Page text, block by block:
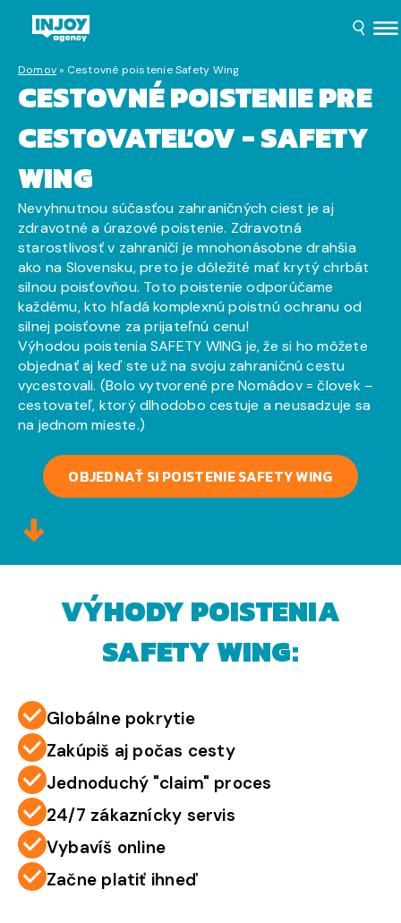
Domov» Cestovné poistenie Safety Wing
CESTOVNÉ POISTENIE PRE
CESTOVATEĽOV - SAFETY
WING
Nevyhnutnou súčasťou zahraničných ciest je aj
zdravotné a úrazové poistenie. Zdravotná
starostlivosť v zahraničí je mnohonásobne drahšia
ako na Slovensku, preto je dôležité mať krytý chrbát
silnou poisťovňou. Toto poistenie odporúčame
každému, kto hľadá komplexnú poistnú ochranu od
silnej poisťovne za prijateľnú cenu!
Výhodou poistenia SAFETY WING je, že si ho môžete
objednať aj keď ste už na svoju zahraničnú cestu
vycestovali. (Bolo vytvorené pre Nomádov = človek –
cestovateľ, ktorý dlhodobo cestuje a neusadzuje sa
na jednom mieste.)
OBJEDNAŤ SI POISTENIE SAFETY WING
VÝHODY POISTENIA
SAFETY WING:
Globálne pokrytie
Zakúpiš aj počas cesty
Jednoduchý "claim" proces
24/7 zákaznícky servis
Vybavíš online
Začne platiť ihneď